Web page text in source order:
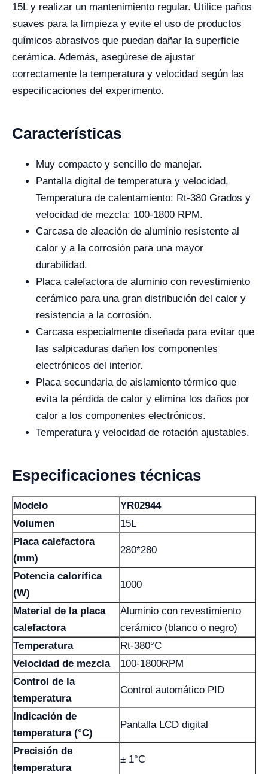
15L y realizar un mantenimiento regular. Utilice paños
suaves para la limpieza y evite el uso de productos
químicos abrasivos que puedan dañar la superficie
cerámica. Además, asegúrese de ajustar
correctamente la temperatura y velocidad según las
especificaciones del experimento.
Características
Muy compacto y sencillo de manejar.
Pantalla digital de temperatura y velocidad,
Temperatura de calentamiento: Rt-380 Grados y
velocidad de mezcla: 100-1800 RPM.
Carcasa de aleación de aluminio resistente al
calor y a la corrosión para una mayor
durabilidad.
Placa calefactora de aluminio con revestimiento
cerámico para una gran distribución del calor y
resistencia a la corrosión.
Carcasa especialmente diseñada para evitar que
las salpicaduras dañen los componentes
electrónicos del interior.
Placa secundaria de aislamiento térmico que
evita la pérdida de calor y elimina los daños por
calor a los componentes electrónicos.
Temperatura y velocidad de rotación ajustables.
Especificaciones técnicas
Modelo
YR02944
Volumen
15L
Placa calefactora
(mm)
280*280
Potencia calorífica
(W)
1000
Material de la placa
calefactora
Aluminio con revestimiento
cerámico (blanco o negro)
Temperatura
Rt-380°C
Velocidad de mezcla
100-1800RPM
Control de la
temperatura
Control automático PID
Indicación de
temperatura (°C)
Pantalla LCD digital
Precisión de
temperatura
± 1°C